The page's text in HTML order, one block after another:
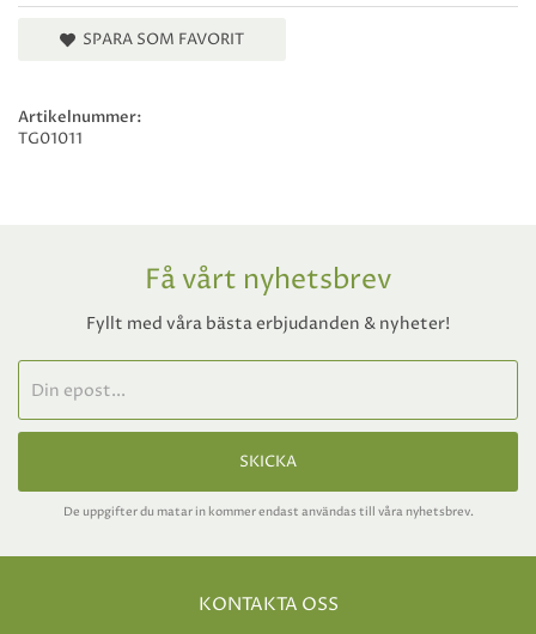
SPARA SOM FAVORIT
Artikelnummer:
TG01011
Få vårt nyhetsbrev
Fyllt med våra bästa erbjudanden & nyheter!
SKICKA
De uppgifter du matar in kommer endast användas till våra nyhetsbrev.
KONTAKTA OSS